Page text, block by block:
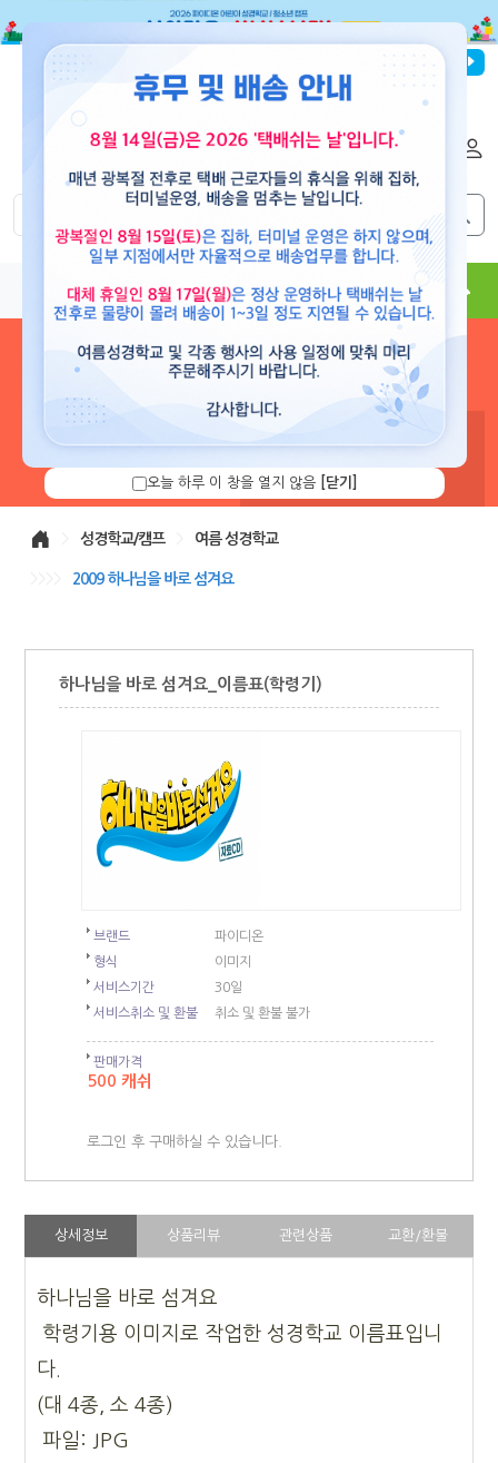
파이디온선교회
도서 뮤직 용품 현수막 콘텐츠
로그인 하시면 보유 캐쉬 확
니다.
성경학교/캠프 여름 성경학교
2009 하나님을 바로 섬겨요
하나님을 바로 섬겨요_이름표(학령기)
브랜드
파이디온
형식
이미지
서비스기간
30일
서비스취소 및 환불
취소 및 환불 불가
판매가격
500 캐쉬
로그인 후 구매하실 수 있습니다.
상세정보 상품리뷰 관련상품 교환/환불
하나님을 바로 섬겨요
학령기용 이미지로 작업한 성경학교 이름표입니
다.
(대 4종, 소 4종)
파일: JPG
오늘 하루 이 창을 열지 않음 [닫기]